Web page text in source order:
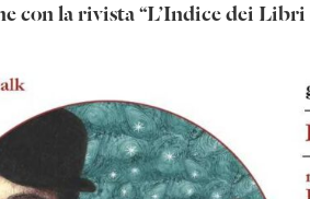
con la rivista “L’Indice dei Libri